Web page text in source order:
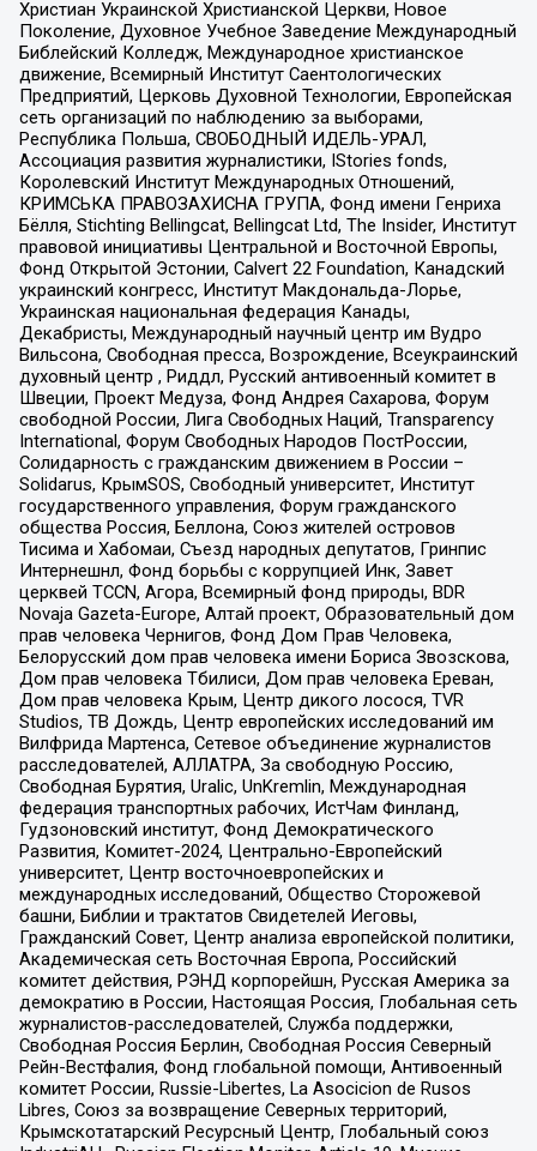
Христиан Украинской Христианской Церкви, Новое
Поколение, Духовное Учебное Заведение Международный
Библейский Колледж, Международное христианское
движение, Всемирный Институт Саентологических
Предприятий, Церковь Духовной Технологии, Европейская
сеть организаций по наблюдению за выборами,
Республика Польша, СВОБОДНЫЙ ИДЕЛЬ-УРАЛ,
Ассоциация развития журналистики, IStories fonds,
Королевский Институт Международных Отношений,
КРИМСЬКА ПРАВОЗАХИСНА ГРУПА, Фонд имени Генриха
Бёлля, Stichting Bellingcat, Bellingcat Ltd, The Insider, Институт
правовой инициативы Центральной и Восточной Европы,
Фонд Открытой Эстонии, Calvert 22 Foundation, Канадский
украинский конгресс, Институт Макдональда-Лорье,
Украинская национальная федерация Канады,
Декабристы, Международный научный центр им Вудро
Вильсона, Свободная пресса, Возрождение, Всеукраинский
духовный центр , Риддл, Русский антивоенный комитет в
Швеции, Проект Медуза, Фонд Андрея Сахарова, Форум
свободной России, Лига Свободных Наций, Transparеncy
International, Форум Свободных Народов ПостРоссии,
Солидарность с гражданским движением в России –
Solidarus, КрымSOS, Свободный университет, Институт
государственного управления, Форум гражданского
общества Россия, Беллона, Союз жителей островов
Тисима и Хабомаи, Съезд народных депутатов, Гринпис
Интернешнл, Фонд борьбы с коррупцией Инк, Завет
церквей TCCN, Агора, Всемирный фонд природы, BDR
Novaja Gazeta-Europe, Алтай проект, Образовательный дом
прав человека Чернигов, Фонд Дом Прав Человека,
Белорусский дом прав человека имени Бориса Звозскова,
Дом прав человека Тбилиси, Дом прав человека Ереван,
Дом прав человека Крым, Центр дикого лосося, TVR
Studios, ТВ Дождь, Центр европейских исследований им
Вилфрида Мартенса, Сетевое объединение журналистов
расследователей, АЛЛАТРА, За свободную Россию,
Свободная Бурятия, Uralic, UnKremlin, Международная
федерация транспортных рабочих, ИстЧам Финланд,
Гудзоновский институт, Фонд Демократического
Развития, Комитет-2024, Центрально-Европейский
университет, Центр восточноевропейских и
международных исследований, Общество Сторожевой
башни, Библии и трактатов Свидетелей Иеговы,
Гражданский Совет, Центр анализа европейской политики,
Академическая сеть Восточная Европа, Российский
комитет действия, РЭНД корпорейшн, Русская Америка за
демократию в России, Настоящая Россия, Глобальная сеть
журналистов-расследователей, Служба поддержки,
Свободная Россия Берлин, Свободная Россия Северный
Рейн-Вестфалия, Фонд глобальной помощи, Антивоенный
комитет России, Russie-Libertes, La Asocicion de Rusos
Libres, Союз за возвращение Северных территорий,
Крымскотатарский Ресурсный Центр, Глобальный союз